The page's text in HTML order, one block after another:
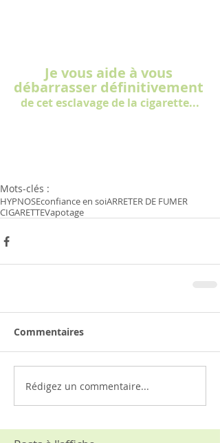
Je vous aide à vous
débarrasser définitivement
de cet esclavage de la cigarette...
Mots-clés :
HYPNOSEconfiance en soiARRETER DE FUMER
CIGARETTEVapotage
Commentaires
Rédigez un commentaire...